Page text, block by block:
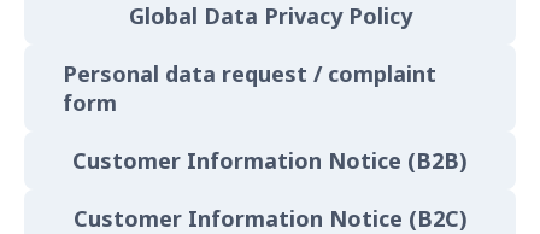
Global Data Privacy Policy
Personal data request / complaint
form
Customer Information Notice (B2B)
Customer Information Notice (B2C)